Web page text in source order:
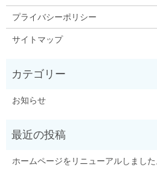
プライバシーポリシー
サイトマップ
お知らせ
ホームページをリニューアルしました